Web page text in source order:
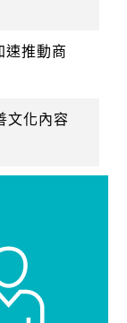
速推動商
文化內容